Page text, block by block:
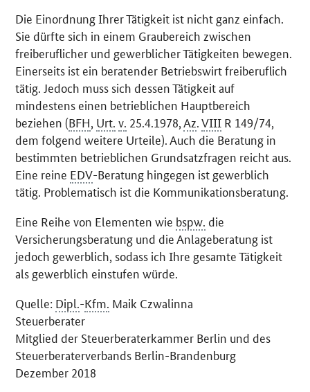
Die Einordnung Ihrer Tätigkeit ist nicht ganz einfach.
Sie dürfte sich in einem Graubereich zwischen
freiberuflicher und gewerblicher Tätigkeiten bewegen.
Einerseits ist ein beratender Betriebswirt freiberuflich
tätig. Jedoch muss sich dessen Tätigkeit auf
mindestens einen betrieblichen Hauptbereich
beziehen (BFH, Urt. v. 25.4.1978,Az.VIII R 149/74,
dem folgend weitere Urteile). Auch die Beratung in
bestimmten betrieblichen Grundsatzfragen reicht aus.
Eine reine EDV-Beratung hingegen ist gewerblich
tätig. Problematisch ist die Kommunikationsberatung.
Eine Reihe von Elementen wie bspw. die
Versicherungsberatung und die Anlageberatung ist
jedoch gewerblich, sodass ich Ihre gesamte Tätigkeit
als gewerblich einstufen würde.
Quelle: Dipl.-Kfm. Maik Czwalinna
Steuerberater
Mitglied der Steuerberaterkammer Berlin und des
Steuerberaterverbands Berlin-Brandenburg
Dezember 2018